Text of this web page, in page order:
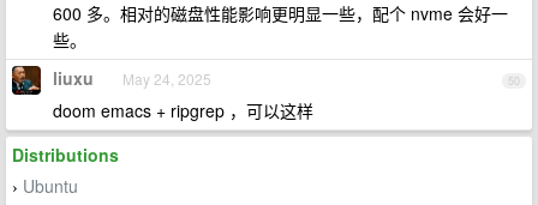
600 多。相对的磁盘性能影响更明显一些，配个 nvme 会好一
些。
50
liuxu May 24, 2025
doom emacs + ripgrep ，可以这样
Distributions
› Ubuntu